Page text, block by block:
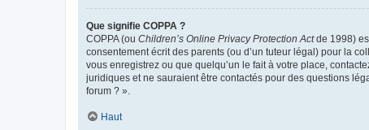
Que signifie COPPA ?
COPPA (ou Children’s Online Privacy Protection Actde 1998)
consentement écrit des parents (ou d’un tuteur légal) pour la
vous enregistrez ou que quelqu’un le fait à votre place,
juridiques et ne sauraient être contactés pour des questions
forum ? ».
Haut